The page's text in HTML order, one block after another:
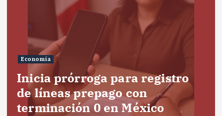
Economía
Inicia prórroga para registro
de líneas prepago con
terminación 0 en México